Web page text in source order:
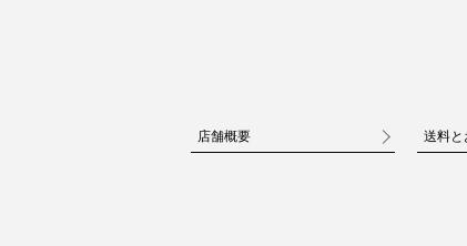
店舗概要 送料と